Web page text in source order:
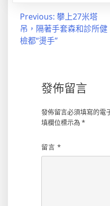
Previous: 攀上27米塔
吊，隔著手套森和診所健
檢都“燙手”
發佈留言
發佈留言必須填寫的電
填欄位標示為 *
留言 *